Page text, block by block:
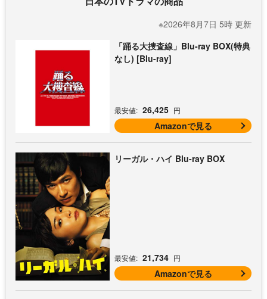
※2026年8月7日 5時 更新
「踊る大捜査線」Blu-ray BOX(特典
なし) [Blu-ray]
最安値: 26,425 円
Amazonで見る
リーガル・ハイ Blu-ray BOX
最安値: 21,734 円
Amazonで見る